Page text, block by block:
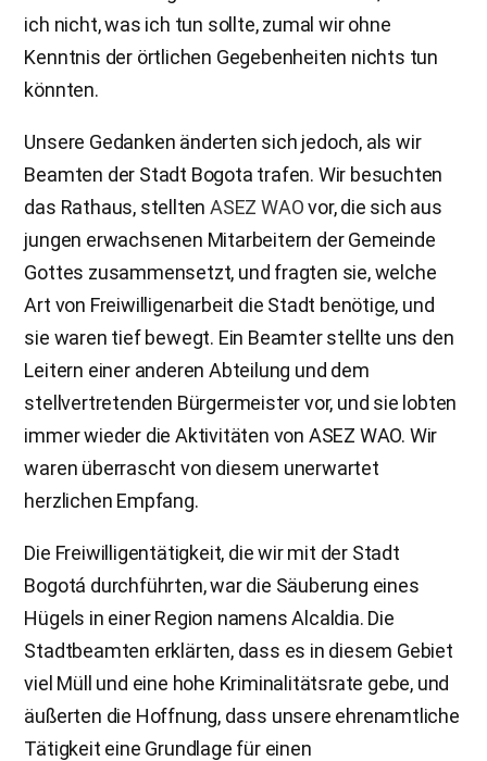
ich nicht, was ich tun sollte, zumal wir ohne
Kenntnis der örtlichen Gegebenheiten nichts tun
könnten.
Unsere Gedanken änderten sich jedoch, als wir
Beamten der Stadt Bogota trafen. Wir besuchten
das Rathaus, stellten ASEZ WAOvor, die sich aus
jungen erwachsenen Mitarbeitern der Gemeinde
Gottes zusammensetzt, und fragten sie, welche
Art von Freiwilligenarbeit die Stadt benötige, und
sie waren tief bewegt. Ein Beamter stellte uns den
Leitern einer anderen Abteilung und dem
stellvertretenden Bürgermeister vor, und sie lobten
immer wieder die Aktivitäten von ASEZ WAO. Wir
waren überrascht von diesem unerwartet
herzlichen Empfang.
Die Freiwilligentätigkeit, die wir mit der Stadt
Bogotá durchführten, war die Säuberung eines
Hügels in einer Region namens Alcaldia. Die
Stadtbeamten erklärten, dass es in diesem Gebiet
viel Müll und eine hohe Kriminalitätsrate gebe, und
äußerten die Hoffnung, dass unsere ehrenamtliche
Tätigkeit eine Grundlage für einen